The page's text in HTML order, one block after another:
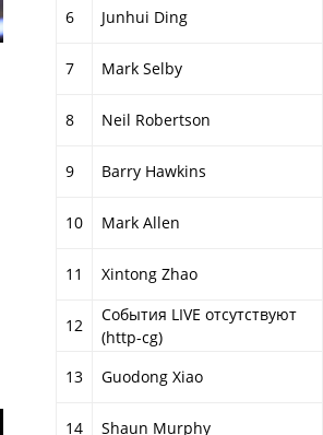
6
Junhui Ding
7
Mark Selby
8
Neil Robertson
9
Barry Hawkins
10
Mark Allen
11
Xintong Zhao
12
События LIVE отсутствуют
(http-cg)
13
Guodong Xiao
14
Shaun Murphy